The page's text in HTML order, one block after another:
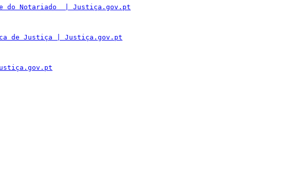
do Notariado  | Justiça.gov.pt
de Justiça | Justiça.gov.pt